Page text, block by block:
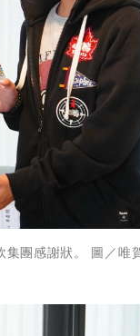
集團感謝狀。 圖／唯